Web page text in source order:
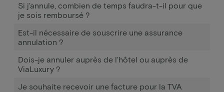
Si j'annule, combien de temps faudra-t-il pour que
je sois remboursé ?
Est-il nécessaire de souscrire une assurance
annulation ?
Dois-je annuler auprès de l'hôtel ou auprès de
ViaLuxury ?
Je souhaite recevoir une facture pour la TVA